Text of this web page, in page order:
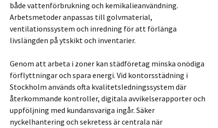
både vattenförbrukning och kemikalieanvändning.
Arbetsmetoder anpassas till golvmaterial,
ventilationssystem och inredning för att förlänga
livslängden på ytskikt och inventarier.
Genom att arbeta i zoner kan städföretag minska onödiga
förflyttningar och spara energi. Vid kontorsstädning i
Stockholm används ofta kvalitetsledningssystem där
återkommande kontroller, digitala avvikelserapporter och
uppföljning med kundansvariga ingår. Säker
nyckelhantering och sekretess är centrala när